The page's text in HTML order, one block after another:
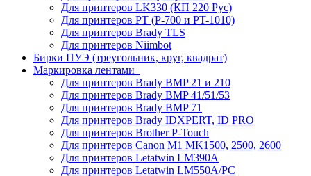
Для принтеров LK330 (КП 220 Рус)
Для принтеров PT (P-700 и PT-1010)
Для принтеров Brady TLS
Для принтеров Niimbot
Бирки ПУЭ (треугольник, круг, квадрат)
Маркировка лентами
Для принтеров Brady BMP 21 и 210
Для принтеров Brady BMP 41/51/53
Для принтеров Brady BMP 71
Для принтеров Brady IDXPERT, ID PRO
Для принтеров Brother P-Touch
Для принтеров Canon M1 MK1500, 2500, 2600
Для принтеров Letatwin LM390A
Для принтеров Letatwin LM550A/PC